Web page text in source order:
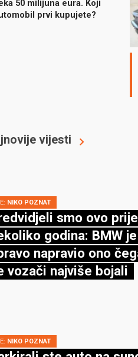
50 milijuna eura. Koji
prvi kupujete?
vijesti
NIKO POZNAT
smo ovo prije
godina: BMW je
napravio ono
vozači najviše bojali
NIKO POZNAT